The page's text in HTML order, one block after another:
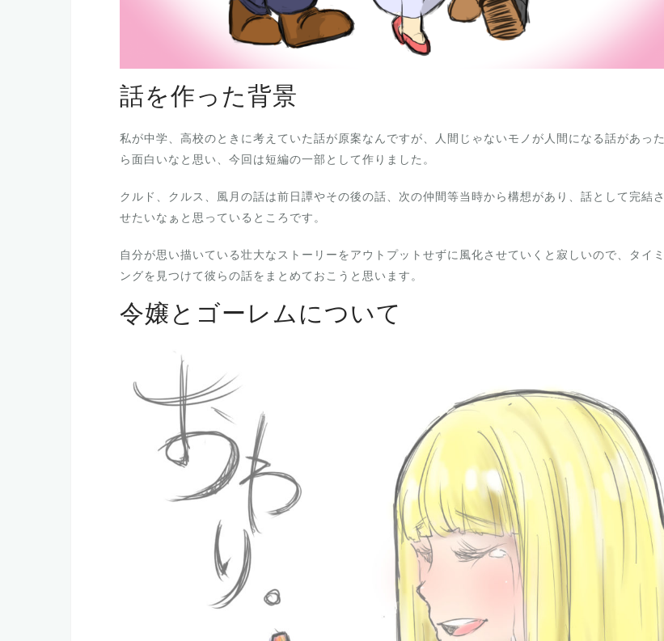
話を作った背景
私が中学、高校のときに考えていた話が原案なんですが、人間じゃないモノが人間になる話があった
ら面白いなと思い、今回は短編の一部として作りました。
クルド、クルス、風月の話は前日譚やその後の話、次の仲間等当時から構想があり、話として完結さ
せたいなぁと思っているところです。
自分が思い描いている壮大なストーリーをアウトプットせずに風化させていくと寂しいので、タイミ
ングを見つけて彼らの話をまとめておこうと思います。
令嬢とゴーレムについて